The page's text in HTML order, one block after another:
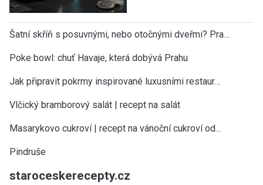
Šatní skříň s posuvnými, nebo otočnými dveřmi? Pra…
Poke bowl: chuť Havaje, která dobývá Prahu
Jak připravit pokrmy inspirované luxusními restaur…
Vlčický bramborový salát | recept na salát
Masarykovo cukroví | recept na vánoční cukroví od…
Pindruše
staroceskerecepty.cz